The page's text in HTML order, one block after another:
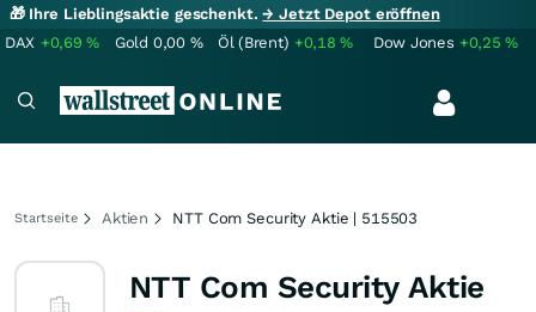
🎁 Ihre Lieblingsaktie geschenkt.→ Jetzt Depot eröffnen
DAX +0,69% Gold 0,00 % Öl (Brent) +0,18% Dow Jones +0,25%
Startseite Aktien NTT Com Security Aktie | 515503
NTT Com Security Aktie